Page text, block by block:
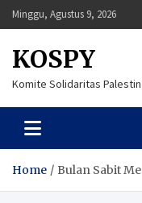
Skip
to
Minggu, Agustus 9, 2026
KOSPY
Komite Solidaritas
Home Bulan Sabit